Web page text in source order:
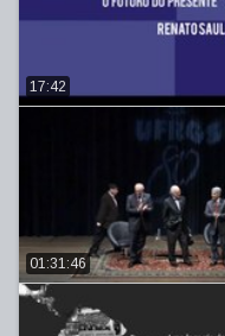
17:42
01:31:46